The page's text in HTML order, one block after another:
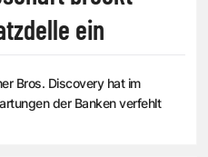
ein
Bros. Discovery hat im
der Banken verfehlt